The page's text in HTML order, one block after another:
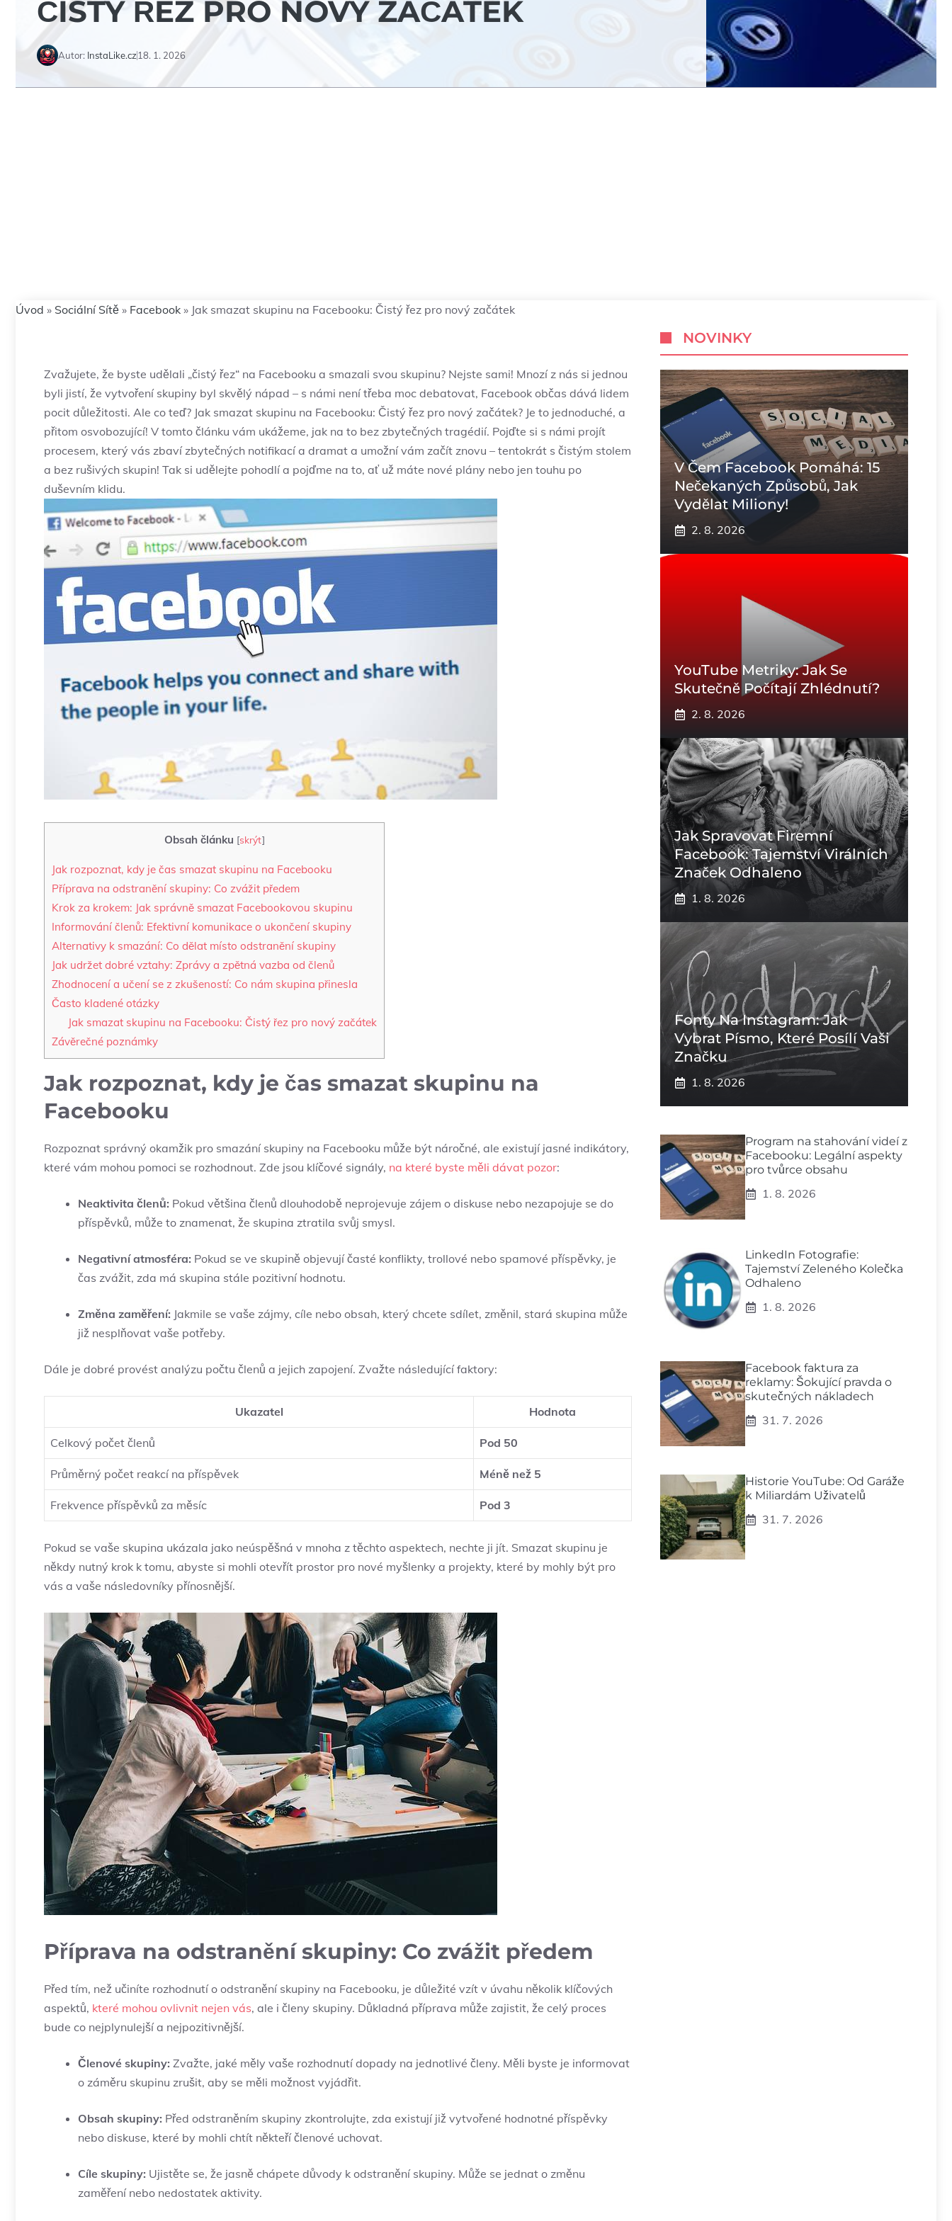
ČISTÝ ŘEZ PRO NOVÝ ZAČÁTEK
Autor: InstaLike.cz 18. 1. 2026
Úvod » Sociální Sítě » Facebook » Jak smazat skupinu na Facebooku: Čistý řez pro nový začátek
Zvažujete, že byste udělali „čistý řez“ na Facebooku a smazali svou skupinu? Nejste sami! Mnozí z nás si jednou
byli jistí, že vytvoření skupiny byl skvělý nápad – s námi není třeba moc debatovat, Facebook občas dává lidem
pocit důležitosti. Ale co teď? Jak smazat skupinu na Facebooku: Čistý řez pro nový začátek? Je to jednoduché, a
přitom osvobozující! V tomto článku vám ukážeme, jak na to bez zbytečných tragédií. Pojďte si s námi projít
procesem, který vás zbaví zbytečných notifikací a dramat a umožní vám začít znovu – tentokrát s čistým stolem
a bez rušivých skupin! Tak si udělejte pohodlí a pojďme na to, ať už máte nové plány nebo jen touhu po
duševním klidu.
Obsah článku [skrýt]
Jak rozpoznat, kdy je čas smazat skupinu na Facebooku
Příprava na odstranění skupiny: Co zvážit předem
Krok za krokem: Jak správně smazat Facebookovou skupinu
Informování členů: Efektivní komunikace o ukončení skupiny
Alternativy k smazání: Co dělat místo odstranění skupiny
Jak udržet dobré vztahy: Zprávy a zpětná vazba od členů
Zhodnocení a učení se z zkušeností: Co nám skupina přinesla
Často kladené otázky
Jak smazat skupinu na Facebooku: Čistý řez pro nový začátek
Závěrečné poznámky
Jak rozpoznat, kdy je čas smazat skupinu na
Facebooku
Rozpoznat správný okamžik pro smazání skupiny na Facebooku může být náročné, ale existují jasné indikátory,
které vám mohou pomoci se rozhodnout. Zde jsou klíčové signály, na které byste měli dávat pozor:
Neaktivita členů: Pokud většina členů dlouhodobě neprojevuje zájem o diskuse nebo nezapojuje se do
příspěvků, může to znamenat, že skupina ztratila svůj smysl.
Negativní atmosféra: Pokud se ve skupině objevují časté konflikty, trollové nebo spamové příspěvky, je
čas zvážit, zda má skupina stále pozitivní hodnotu.
Změna zaměření: Jakmile se vaše zájmy, cíle nebo obsah, který chcete sdílet, změnil, stará skupina může
již nesplňovat vaše potřeby.
Dále je dobré provést analýzu počtu členů a jejich zapojení. Zvažte následující faktory:
Ukazatel Hodnota
Celkový počet členů Pod 50
Průměrný počet reakcí na příspěvek Méně než 5
Frekvence příspěvků za měsíc Pod 3
Pokud se vaše skupina ukázala jako neúspěšná v mnoha z těchto aspektech, nechte ji jít. Smazat skupinu je
někdy nutný krok k tomu, abyste si mohli otevřít prostor pro nové myšlenky a projekty, které by mohly být pro
vás a vaše následovníky přínosnější.
Příprava na odstranění skupiny: Co zvážit předem
Před tím, než učiníte rozhodnutí o odstranění skupiny na Facebooku, je důležité vzít v úvahu několik klíčových
aspektů, které mohou ovlivnit nejen vás, ale i členy skupiny. Důkladná příprava může zajistit, že celý proces
bude co nejplynulejší a nejpozitivnější.
Členové skupiny: Zvažte, jaké měly vaše rozhodnutí dopady na jednotlivé členy. Měli byste je informovat
o záměru skupinu zrušit, aby se měli možnost vyjádřit.
Obsah skupiny: Před odstraněním skupiny zkontrolujte, zda existují již vytvořené hodnotné příspěvky
nebo diskuse, které by mohli chtít někteří členové uchovat.
Cíle skupiny: Ujistěte se, že jasně chápete důvody k odstranění skupiny. Může se jednat o změnu
zaměření nebo nedostatek aktivity.
NOVINKY
V Čem Facebook Pomáhá: 15
Nečekaných Způsobů, Jak
Vydělat Miliony!
2. 8. 2026
YouTube Metriky: Jak Se
Skutečně Počítají Zhlédnutí?
2. 8. 2026
Jak Spravovat Firemní
Facebook: Tajemství Virálních
Značek Odhaleno
1. 8. 2026
Fonty Na Instagram: Jak
Vybrat Písmo, Které Posílí Vaši
Značku
1. 8. 2026
Program na stahování videí z
Facebooku: Legální aspekty
pro tvůrce obsahu
1. 8. 2026
LinkedIn Fotografie:
Tajemství Zeleného Kolečka
Odhaleno
1. 8. 2026
Facebook faktura za
reklamy: Šokující pravda o
skutečných nákladech
31. 7. 2026
Historie YouTube: Od Garáže
k Miliardám Uživatelů
31. 7. 2026